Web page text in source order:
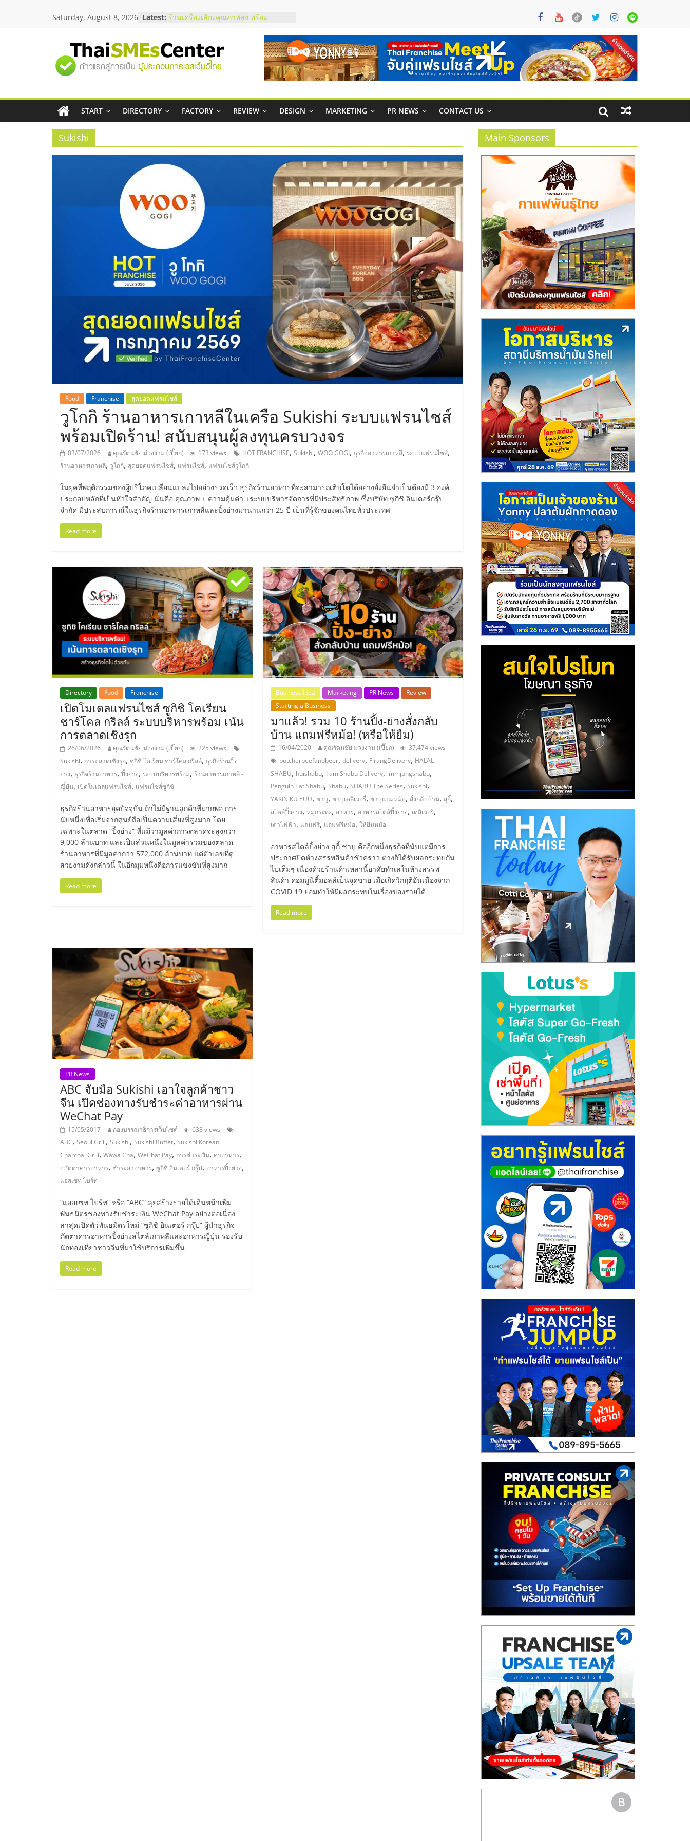
Saturday, August 8, 2026 Latest: ThaiFranchise Meet Up จับคู่แฟรน
ร้านเครื่องเสียงคุณภาพสูง พร้อม
โซลูชันระบบภาพและเสียง
บริษัท Cybersecurity ในไทยที่ไหนดี?
วิธีเลือกผู้ให้บริการให้คุ้มค่าและตอบ
เริ่มยังไงให้ผ่านฉลุย
สัมมนาออนไลน์ โอกาสบริหารสถานี
บริการน้ำมัน Shell
"ศูนย์
รวม
ข้อมูล
ธุรกิจ
แห่ง
ประเทศไทย,
ThaiSMEsCenter,
รวม
ธุรกิจ
ส
เอ็
มอี
ไทย,
SMEs,
แฟ
รน
ไชส์,
ปรึกษา
แฟ
รน
ไชส์,
รวม
แฟ
รน
ไชส์
ขาย
แฟ
ไชส์
แฟ
รน
ไชส์
ขาย
หน้า
บ้าน
ลงทุน
น้อย
คืน
ทุน
ไว,
ที่
START DIRECTORY FACTORY REVIEW DESIGN MARKETING PR NEWS CONTACT US
Sukishi
Food Franchise สุดยอดแฟรนไชส์
วูโกกิ ร้านอาหารเกาหลีในเครือ Sukishi ระบบแฟรนไชส์
พร้อมเปิดร้าน! สนับสนุนผู้ลงทุนครบวงจร
03/07/2026 คุณรัตนชัย ม่วงงาม (เปี๊ยก) 173 views HOT FRANCHISE, Sukishi, WOO GOGI, ธุรกิจอาหารเกาหลี, ระบบแฟรนไชส์,
ร้านอาหารเกาหลี, วูโกกิ, สุดยอดแฟรนไชส์, แฟรนไชส์, แฟรนไชส์วูโกกิ
ในยุคที่พฤติกรรมของผู้บริโภคเปลี่ยนแปลงไปอย่างรวดเร็ว ธุรกิจร้านอาหารที่จะสามารถเติบโตได้อย่างยั่งยืนจำเป็นต้องมี 3 องค์
ประกอบหลักที่เป็นหัวใจสำคัญ นั่นคือ คุณภาพ + ความคุ้มค่า +ระบบบริหารจัดการที่มีประสิทธิภาพ ซึ่งบริษัท ซูกิชิ อินเตอร์กรุ๊ป
จำกัด มีประสบการณ์ในธุรกิจร้านอาหารเกาหลีและปิ้งย่างมานานกว่า 25 ปี เป็นที่รู้จักของคนไทยทั่วประเทศ
Read more
Directory Food Franchise
เปิดโมเดลแฟรนไชส์ ซูกิชิ โคเรียน
ชาร์โคล กริลล์ ระบบบริหารพร้อม เน้น
การตลาดเชิงรุก
26/06/2026 คุณรัตนชัย ม่วงงาม (เปี๊ยก)
225 views
Sukishi, การตลาดเชิงรุก, ซูกิชิ โคเรียน ชาร์โคล กริลล์, ธุรกิจร้านปิ้ง
ย่าง, ธุรกิจร้านอาหาร,ปิ้งย่าง, ระบบบริหารพร้อม, ร้านอาหารเกาหลี -
ญี่ปุ่น, เปิดโมเดลแฟรนไชส์, แฟรนไชส์ซูกิชิ
ธุรกิจร้านอาหารยุคปัจจุบัน ถ้าไม่มีฐานลูกค้าที่มากพอ การ
นับหนึ่งเพื่อเริ่มจากศูนย์ถือเป็นความเสี่ยงที่สูงมาก โดย
เฉพาะในตลาด “ปิ้งย่าง” ที่แม้ว่ามูลค่าการตลาดจะสูงกว่า
9,000 ล้านบาท และเป็นส่วนหนึ่งในมูลค่ารวมของตลาด
ร้านอาหารที่มีมูลค่ากว่า 572,000 ล้านบาท แต่ตัวเลขที่ดู
สวยงามดังกล่าวนี้ ในอีกมุมหนึ่งคือการแข่งขันที่สูงมาก
Read more
Business Idea Marketing PR News
Review
Starting a Business
มาแล้ว! รวม 10 ร้านปิ้ง-ย่างสั่งกลับ
บ้าน แถมฟรีหม้อ! (หรือให้ยืม)
16/04/2020 คุณรัตนชัย ม่วงงาม (เปี๊ยก)
37,474 views
butcherbeefandbeer,delivery, FirangDelivery, HALAL
SHABU, huishabu, I am Shabu Delivery, immjungshabu,
Penguin Eat Shabu,Shabu,SHABU The Series,Sukishi,
YAKINIKU YUU, ชาบู, ชาบูเดลิเวอรี่, ชาบูแถมหม้อ, สั่งกลับบ้าน, สุกี้,
สไตล์ปิ้งย่าง,หมูกระทะ, อาหาร, อาหารสไตล์ปิ้งย่าง, เดลิเวอรี่,
เตาไฟฟ้า, แถมฟรี, แถมฟรีหม้อ,ให้ยืมหม้อ
อาหารสไตล์ปิ้งย่าง สุกี้ ชาบู คืออีกหนึ่งธุรกิจที่นับแต่มีการ
ประกาศปิดห้างสรรพสินค้าชั่วคราว ต่างก็ได้รับผลกระทบกัน
ไปเต็มๆ เนื่องด้วยร้านค้าเหล่านี้อาศัยทำเลในห้างสรรพ
สินค้า คอมมูนิตี้มอลล์เป็นจุดขาย เมื่อเกิดวิกฤติอันเนื่องจาก
COVID 19 ย่อมทำให้มีผลกระทบในเรื่องของรายได้
Read more
PR News
ABC จับมือ Sukishi เอาใจลูกค้าชาว
จีน เปิดช่องทางรับชำระค่าอาหารผ่าน
WeChat Pay
15/05/2017 กองบรรณาธิการเว็บไซต์
638 views
ABC, Seoul Grill, Sukishi, Sukishi Buffet, Sukishi Korean
Charcoal Grill, Wawa Cha, WeChat Pay, การชำระเงิน, ค่าอาหาร,
จภัตตาคารอาหาร, ชำระค่าอาหาร, ซูกิชิ อินเตอร์ กรุ๊ป, อาหารปิ้งย่าง,
แอสเซท ไบร์ท
“แอสเซท ไบร์ท” หรือ “ABC” ลุยสร้างรายได้เดินหน้าเพิ่ม
พันธมิตรช่องทางรับชำระเงิน WeChat Pay อย่างต่อเนื่อง
ล่าสุดเปิดตัวพันธมิตรใหม่ “ซูกิชิ อินเตอร์ กรุ๊ป” ผู้นำธุรกิจ
ภัตตาคารอาหารปิ้งย่างสไตล์เกาหลีและอาหารญี่ปุ่น รองรับ
นักท่องเที่ยวชาวจีนที่มาใช้บริการเพิ่มขึ้น
Read more
Main Sponsors